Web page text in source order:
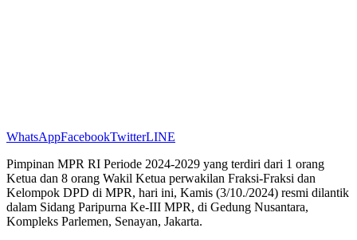
WhatsAppFacebookTwitterLINE
Pimpinan MPR RI Periode 2024-2029 yang terdiri dari 1 orang
Ketua dan 8 orang Wakil Ketua perwakilan Fraksi-Fraksi dan
Kelompok DPD di MPR, hari ini, Kamis (3/10./2024) resmi dilantik
dalam Sidang Paripurna Ke-III MPR, di Gedung Nusantara,
Kompleks Parlemen, Senayan, Jakarta.